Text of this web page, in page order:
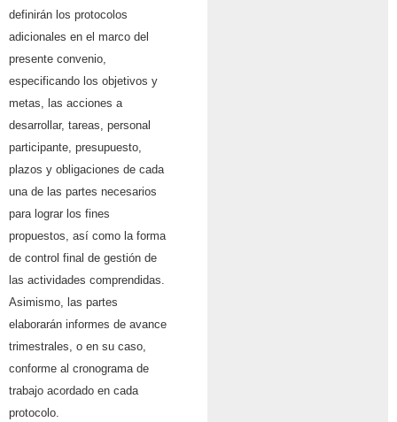
definirán los protocolos
adicionales en el marco del
presente convenio,
especificando los objetivos y
metas, las acciones a
desarrollar, tareas, personal
participante, presupuesto,
plazos y obligaciones de cada
una de las partes necesarios
para lograr los fines
propuestos, así como la forma
de control final de gestión de
las actividades comprendidas.
Asimismo, las partes
elaborarán informes de avance
trimestrales, o en su caso,
conforme al cronograma de
trabajo acordado en cada
protocolo.